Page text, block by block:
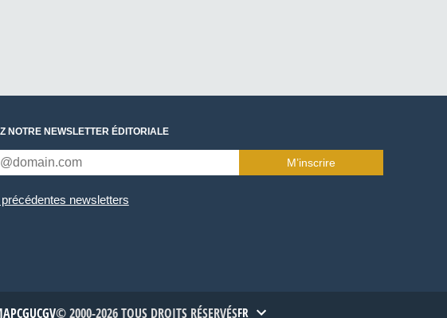
NOTRE NEWSLETTER ÉDITORIALE
M’inscrire
newsletters
CGUCGV© 2000-2026 TOUS DROITS RÉSERVÉSFR